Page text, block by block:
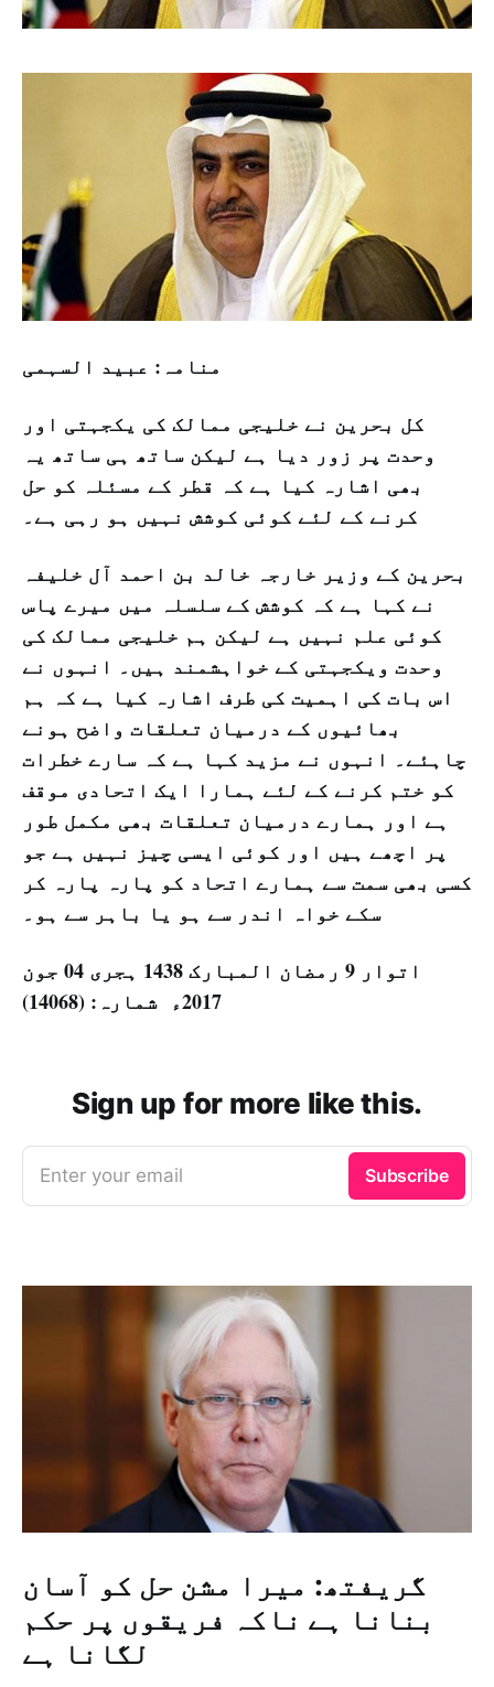
منامہ: عبید السہمی
کل بحرین نے خلیجی ممالک کی یکجہتی اور
وحدت پر زور دیا ہے لیکن ساتھ ہی ساتھ یہ
بھی اشارہ کیا ہے کہ قطر کے مسئلہ کو حل
کرنے کے لئے کوئی کوشش نہیں ہو رہی ہے۔
بحرین کے وزیر خارجہ خالد بن احمد آل خلیفہ
نے کہا ہے کہ کوشش کے سلسلہ میں میرے پاس
کوئی علم نہیں ہے لیکن ہم خلیجی ممالک کی
وحدت ویکجہتی کے خواہشمند ہیں۔ انہوں نے
اس بات کی اہمیت کی طرف اشارہ کیا ہے کہ ہم
بھائیوں کے درمیان تعلقات واضح ہونے
چاہئے۔ انہوں نے مزید کہا ہے کہ سارے خطرات
کو ختم کرنے کے لئے ہمارا ایک اتحادی موقف
ہے اور ہمارے درمیان تعلقات بھی مکمل طور
پر اچھے ہیں اور کوئی ایسی چیز نہیں ہے جو
کسی بھی سمت سے ہمارے اتحاد کو پارہ پارہ کر
سکے خواہ اندر سے ہو یا باہر سے ہو۔
اتوار 9 رمضان المبارک 1438 ہجری­ 04 جون
2017ء شمارہ: (14068)
Sign up for more like this.
Enter your email Subscribe
گریفتھ: میرا مشن حل کو آسان
بنانا ہے ناکہ فریقوں پر حکم
لگانا ہے